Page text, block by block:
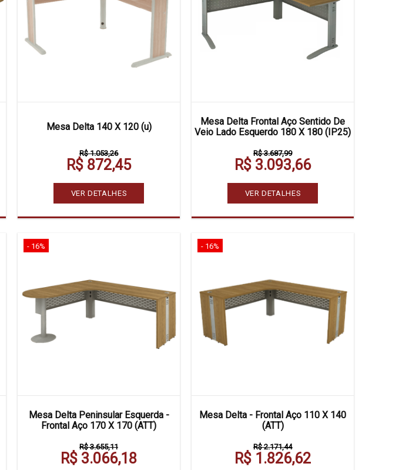
Mesa Delta 140 X 120 (u)
R$ 1.053,26
R$ 872,45
VER DETALHES
Mesa Delta Frontal Aço Sentido De
Veio Lado Esquerdo 180 X 180 (IP25)
R$ 3.687,99
R$ 3.093,66
VER DETALHES
- 16%
Mesa Delta Peninsular Esquerda -
Frontal Aço 170 X 170 (ATT)
R$ 3.655,11
R$ 3.066,18
- 16%
Mesa Delta - Frontal Aço 110 X 140
(ATT)
R$ 2.171,44
R$ 1.826,62